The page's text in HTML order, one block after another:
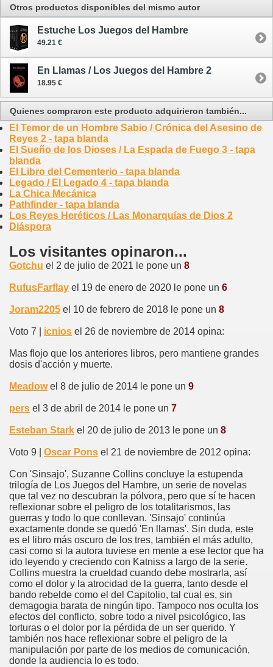
Otros productos disponibles del mismo autor
Estuche Los Juegos del Hambre
49.21 €
En Llamas / Los Juegos del Hambre 2
18.95 €
Quienes compraron este producto adquirieron también...
El Temor de un Hombre Sabio / Crónica del Asesino de
Reyes 2 - tapa blanda
El Sueño de los Dioses / La Espada de Fuego 3 - tapa
blanda
El Libro del Cementerio - tapa blanda
Legado / El Legado 4 - tapa blanda
La Chica Mecánica
Pathfinder - tapa blanda
Los Reyes Heréticos / Las Monarquías de Dios 2
Diáspora
Los visitantes opinaron...
Gotchu el 2 de julio de 2021 le pone un 8
RufusFarflay el 19 de enero de 2020 le pone un 6
Joram2205 el 10 de febrero de 2018 le pone un 8
Voto 7 | icnios el 26 de noviembre de 2014 opina:
Mas flojo que los anteriores libros, pero mantiene grandes
dosis d'acción y muerte.
Meadowel 8 de julio de 2014 le pone un 9
pers el 3 de abril de 2014 le pone un 7
Esteban Stark el 20 de julio de 2013 le pone un 8
Voto 9 | Oscar Pons el 21 de noviembre de 2012 opina:
Con 'Sinsajo', Suzanne Collins concluye la estupenda
trilogía de Los Juegos del Hambre, un serie de novelas
que tal vez no descubran la pólvora, pero que sí te hacen
reflexionar sobre el peligro de los totalitarismos, las
guerras y todo lo que conllevan. 'Sinsajo' continúa
exactamente donde se quedó 'En llamas'. Sin duda, este
es el libro más oscuro de los tres, también el más adulto,
casi como si la autora tuviese en mente a ese lector que ha
ido leyendo y creciendo con Katniss a largo de la serie.
Collins muestra la crueldad cuando debe mostrarla, así
como el dolor y la atrocidad de la guerra, tanto desde el
bando rebelde como el del Capitolio, tal cual es, sin
demagogia barata de ningún tipo. Tampoco nos oculta los
efectos del conflicto, sobre todo a nivel psicológico, las
torturas o el dolor por la pérdida de un ser querido. Y
también nos hace reflexionar sobre el peligro de la
manipulación por parte de los medios de comunicación,
donde la audiencia lo es todo.